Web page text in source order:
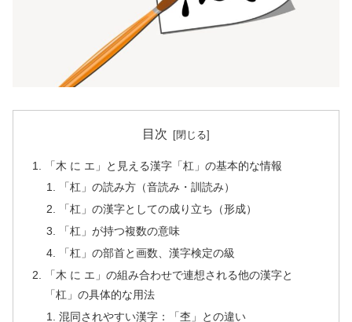
目次
「木 に エ」と見える漢字「杠」の基本的な情報
「杠」の読み方（音読み・訓読み）
「杠」の漢字としての成り立ち（形成）
「杠」が持つ複数の意味
「杠」の部首と画数、漢字検定の級
「木 に エ」の組み合わせで連想される他の漢字と
「杠」の具体的な用法
混同されやすい漢字：「杢」との違い